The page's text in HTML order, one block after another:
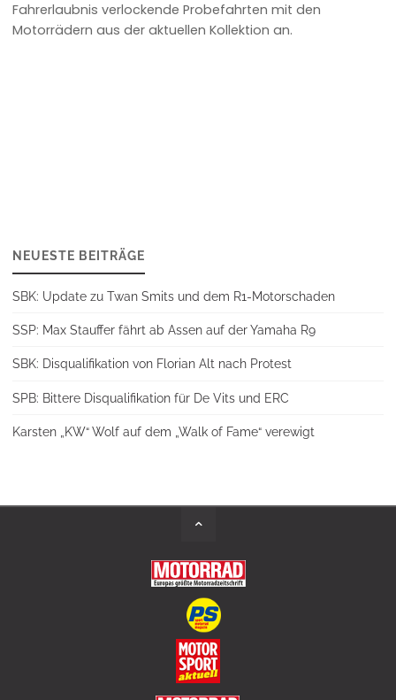
Fahrerlaubnis verlockende Probefahrten mit den
Motorrädern aus der aktuellen Kollektion an.
NEUESTE BEITRÄGE
SBK: Update zu Twan Smits und dem R1-Motorschaden
SSP: Max Stauffer fährt ab Assen auf der Yamaha R9
SBK: Disqualifikation von Florian Alt nach Protest
SPB: Bittere Disqualifikation für De Vits und ERC
Karsten „KW“ Wolf auf dem „Walk of Fame“ verewigt
Back